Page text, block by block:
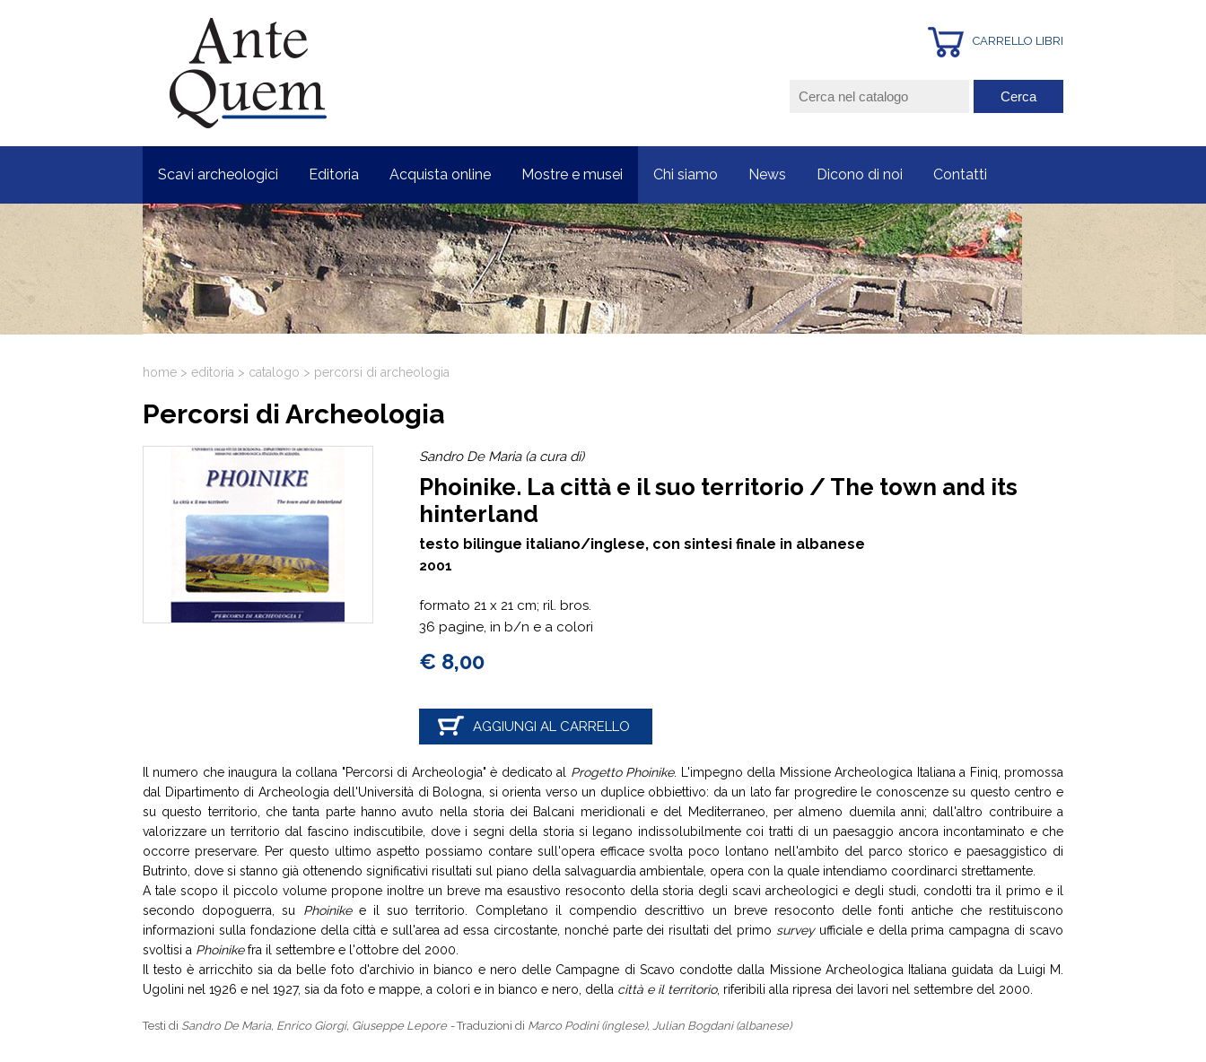
CARRELLO LIBRI
Scavi archeologici Editoria Acquista online Mostre e musei Chi siamo News Dicono di noi Contatti
home > editoria > catalogo > percorsi di archeologia
Percorsi di Archeologia
Sandro De Maria (a cura di)
Phoinike. La città e il suo territorio / The town and its
hinterland
testo bilingue italiano/inglese, con sintesi finale in albanese
2001
formato 21 x 21 cm; ril. bros.
36 pagine, in b/n e a colori
€ 8,00
AGGIUNGI AL CARRELLO
Il numero che inaugura la collana "Percorsi di Archeologia" è dedicato al Progetto Phoinike. L'impegno della Missione Archeologica Italiana a Finiq, promossa
dal Dipartimento di Archeologia dell'Università di Bologna, si orienta verso un duplice obbiettivo: da un lato far progredire le conoscenze su questo centro e
su questo territorio, che tanta parte hanno avuto nella storia dei Balcani meridionali e del Mediterraneo, per almeno duemila anni; dall'altro contribuire a
valorizzare un territorio dal fascino indiscutibile, dove i segni della storia si legano indissolubilmente coi tratti di un paesaggio ancora incontaminato e che
occorre preservare. Per questo ultimo aspetto possiamo contare sull'opera efficace svolta poco lontano nell'ambito del parco storico e paesaggistico di
Butrinto, dove si stanno già ottenendo significativi risultati sul piano della salvaguardia ambientale, opera con la quale intendiamo coordinarci strettamente.
A tale scopo il piccolo volume propone inoltre un breve ma esaustivo resoconto della storia degli scavi archeologici e degli studi, condotti tra il primo e il
secondo dopoguerra, su Phoinike e il suo territorio. Completano il compendio descrittivo un breve resoconto delle fonti antiche che restituiscono
informazioni sulla fondazione della città e sull'area ad essa circostante, nonché parte dei risultati del primo survey ufficiale e della prima campagna di scavo
svoltisi a Phoinikefra il settembre e l'ottobre del 2000.
Il testo è arricchito sia da belle foto d'archivio in bianco e nero delle Campagne di Scavo condotte dalla Missione Archeologica Italiana guidata da Luigi M.
Ugolini nel 1926 e nel 1927, sia da foto e mappe, a colori e in bianco e nero, della città e il territorio, riferibili alla ripresa dei lavori nel settembre del 2000.
Testi di Sandro De Maria, Enrico Giorgi, Giuseppe Lepore -Traduzioni di Marco Podini (inglese), Julian Bogdani (albanese)